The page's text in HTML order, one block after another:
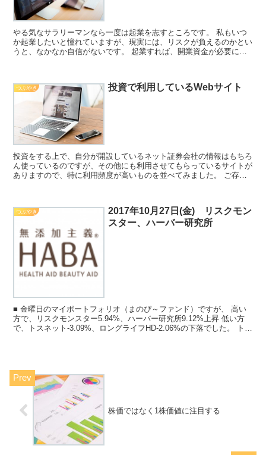
やる気なサラリーマンなら一度は起業を志すところです。 私もいつ
か起業したいと憧れていますが、現実には、リスクが負えるのかとい
うと、なかなか自信がないです。 起業すれば、開業資金が必要にな
つぶやき 投資で利用しているWebサイト
投資をする上で、自分が開設しているネット証券会社の情報はもちろ
ん使っているのですが、その他にも利用させてもらっているサイトが
ありますので、特に利用頻度が高いものを並べてみました。 ご存知
つぶやき
2017年10月27日(金) リスクモン
スター、ハーバー研究所
■ 金曜日のマイポートフォリオ（まのぴ～ファンド）ですが、 高い
方で、リスクモンスター5.94%、ハーバー研究所9.12%上昇 低い方
で、トスネット-3.09%、ロングライフHD-2.06%の下落でした。 トス
株価ではなく1株価値に注目する